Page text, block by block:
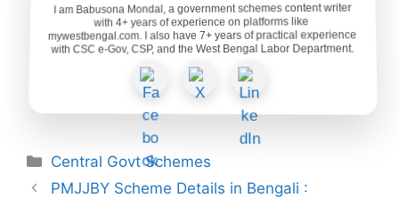
I am Babusona Mondal, a government schemes content writer
with 4+ years of experience on platforms like
mywestbengal.com. I also have 7+ years of practical experience
with CSC e-Gov, CSP, and the West Bengal Labor Department.
Categories
Central Govt Schemes
PMJJBY Scheme Details in Bengali :